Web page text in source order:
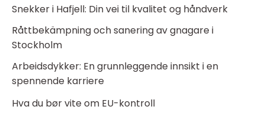
Snekker i Hafjell: Din vei til kvalitet og håndverk
Råttbekämpning och sanering av gnagare i
Stockholm
Arbeidsdykker: En grunnleggende innsikt i en
spennende karriere
Hva du bør vite om EU-kontroll